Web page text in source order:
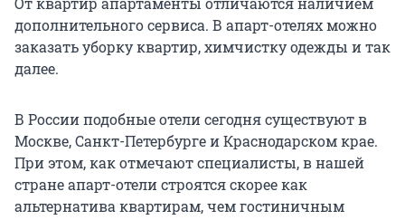
дополнительного сервиса. В апарт-отелях можно
заказать уборку квартир, химчистку одежды и так
далее.
В России подобные отели сегодня существуют в
Москве, Санкт-Петербурге и Краснодарском крае.
При этом, как отмечают специалисты, в нашей
стране апарт-отели строятся скорее как
альтернатива квартирам, чем гостиничным